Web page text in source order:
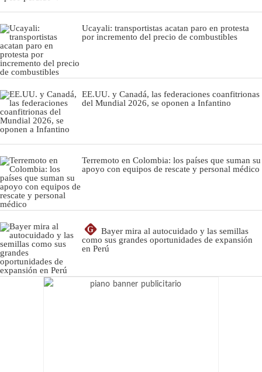
Ucayali: transportistas acatan paro en protesta
por incremento del precio de combustibles
EE.UU. y Canadá, las federaciones coanfitrionas
del Mundial 2026, se oponen a Infantino
Terremoto en Colombia: los países que suman su
apoyo con equipos de rescate y personal médico
G
Bayer mira al autocuidado y las semillas
como sus grandes oportunidades de expansión
en Perú